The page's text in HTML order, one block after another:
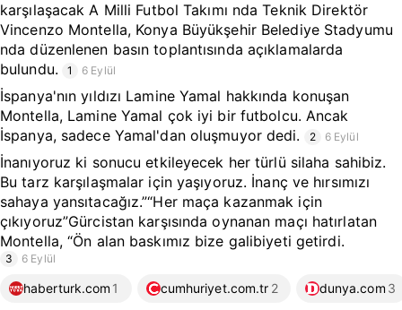
karşılaşacak A Milli Futbol Takımı nda Teknik Direktör
Vincenzo Montella, Konya Büyükşehir Belediye Stadyumu
nda düzenlenen basın toplantısında açıklamalarda
bulundu.
1 6 Eylül
İspanya'nın yıldızı Lamine Yamal hakkında konuşan
Montella, Lamine Yamal çok iyi bir futbolcu. Ancak
İspanya, sadece Yamal'dan oluşmuyor dedi.
2 6 Eylül
İnanıyoruz ki sonucu etkileyecek her türlü silaha sahibiz.
Bu tarz karşılaşmalar için yaşıyoruz. İnanç ve hırsımızı
sahaya yansıtacağız.”“Her maça kazanmak için
çıkıyoruz”Gürcistan karşısında oynanan maçı hatırlatan
Montella, “Ön alan baskımız bize galibiyeti getirdi.
3 6 Eylül
haberturk.com 1 cumhuriyet.com.tr 2 dunya.com 3